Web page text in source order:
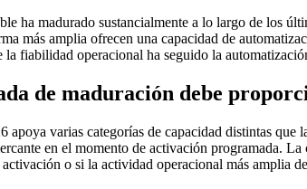
ha madurado sustancialmente a lo largo de los
más amplia ofrecen una capacidad de
fiabilidad operacional ha seguido la
de maduración debe
varias categorías de capacidad distintas
en el momento de activación programada.
o si la actividad operacional más amplia